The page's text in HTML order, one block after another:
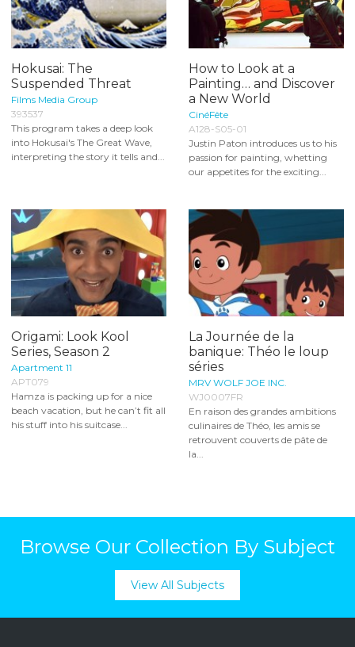
Hokusai: The
Suspended Threat
Films Media Group
393537
This program takes a deep look
into Hokusai's The Great Wave,
interpreting the story it tells and...
How to Look at a
Painting… and Discover
a New World
CinéFête
A128-S05-01
Justin Paton introduces us to his
passion for painting, whetting
our appetites for the exciting...
Origami: Look Kool
Series, Season 2
Apartment 11
APT079
Hamza is packing up for a nice
beach vacation, but he can’t fit all
his stuff into his suitcase...
La Journée de la
banique: Théo le loup
séries
MRV WOLF JOE INC.
WJ0007FR
En raison des grandes ambitions
culinaires de Théo, les amis se
retrouvent couverts de pâte de
la...
Browse Our Collection By Subject
View All Subjects